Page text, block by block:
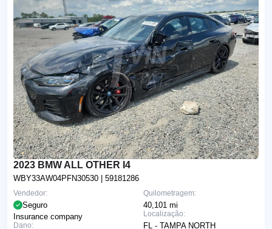
2023 BMW ALL OTHER I4
WBY33AW04PFN30530 | 59181286
Quilometragem:
40,101 mi
Localização:
FL - TAMPA NORTH
Vendedor:
Seguro
Insurance company
Dano: